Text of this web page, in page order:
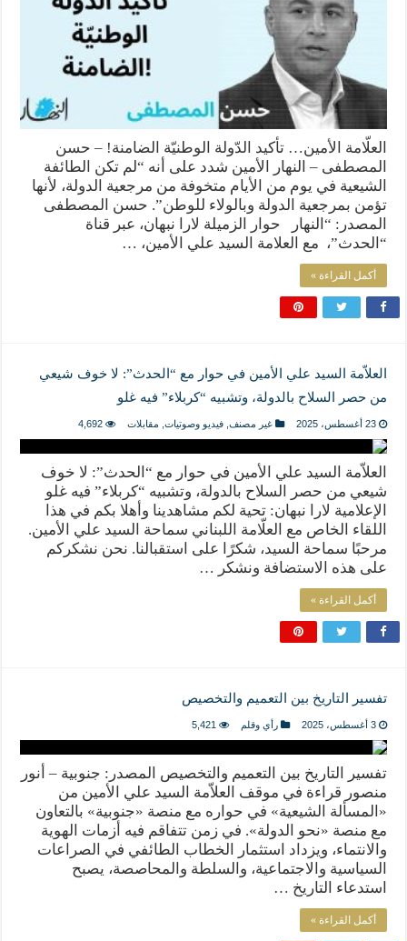
العلّامة الأمين… تأكيد الدّولة الوطنيّة الضامنة! – حسن
المصطفى – النهار الأمين شدد على أنه “لم تكن الطائفة
الشيعية في يوم من الأيام متخوفة من مرجعية الدولة، لأنها
تؤمن بمرجعية الدولة وبالولاء للوطن”. حسن المصطفى
المصدر: “النهار حوار الزميلة لارا نبهان، عبر قناة
“الحدث”، مع العلامة السيد علي الأمين، …
أكمل القراءة »
العلاّمة السيد علي الأمين في حوار مع “الحدث”: لا خوف شيعي
من حصر السلاح بالدولة، وتشبيه “كربلاء” فيه غلو
23 أغسطس، 2025 غير مصنف, فيديو وصوتيات, مقابلات 4,692
العلاّمة السيد علي الأمين في حوار مع “الحدث”: لا خوف
شيعي من حصر السلاح بالدولة، وتشبيه “كربلاء” فيه غلو
الإعلامية لارا نبهان: تحية لكم مشاهدينا وأهلا بكم في هذا
اللقاء الخاص مع العلّامة اللبناني سماحة السيد علي الأمين.
مرحبًا سماحة السيد، شكرًا على استقبالنا. نحن نشكركم
على هذه الاستضافة ونشكر …
أكمل القراءة »
تفسير التاريخ بين التعميم والتخصيص
3 أغسطس، 2025 رأي وقلم 5,421
تفسير التاريخ بين التعميم والتخصيص المصدر: جنوبية – أنور
منصور قراءة في موقف العلاّمة السيد علي الأمين من
«المسألة الشيعية» في حواره مع منصة «جنوبية» بالتعاون
مع منصة «نحو الدولة». في زمن تتفاقم فيه أزمات الهوية
والانتماء، ويزداد استثمار الخطاب الطائفي في الصراعات
السياسية والاجتماعية، والسلطة والمحاصصة، يصبح
استدعاء التاريخ …
أكمل القراءة »